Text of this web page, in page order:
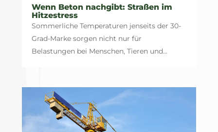
Wenn Beton nachgibt: Straßen im
Hitzestress
Sommerliche Temperaturen jenseits der 30-
Grad-Marke sorgen nicht nur für
Belastungen bei Menschen, Tieren und...